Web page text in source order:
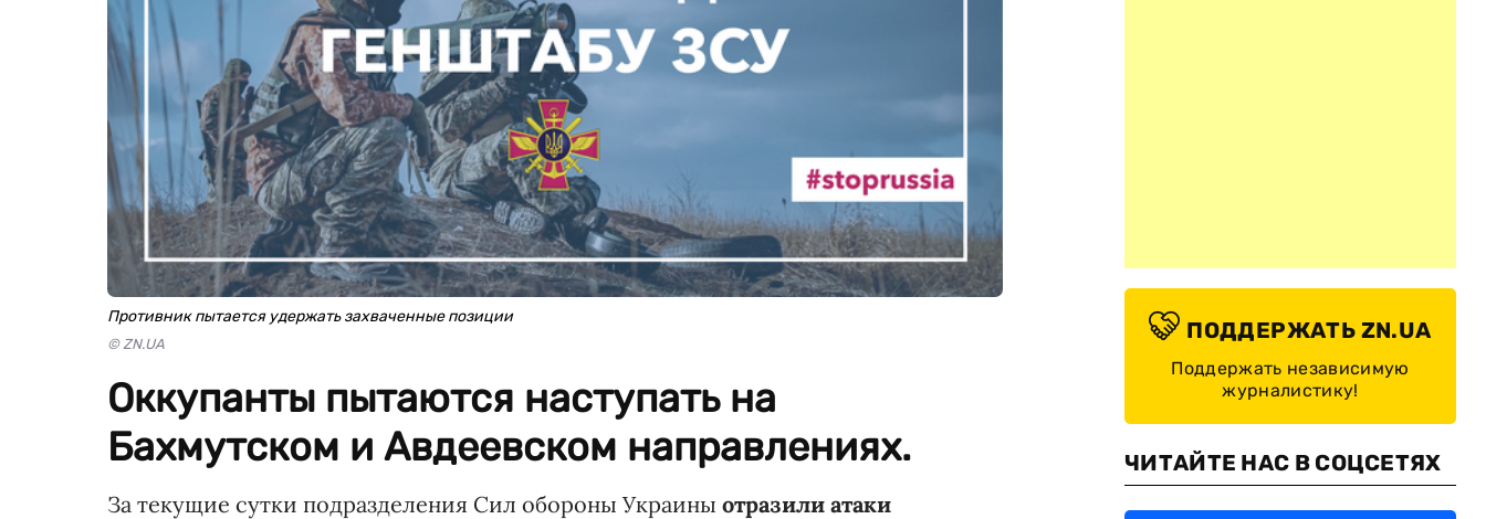
Противник пытается удержать захваченные позиции
© ZN.UA
Оккупанты пытаются наступать на
Бахмутском и Авдеевском направлениях.
За текущие сутки подразделения Сил обороны Украины отразили атаки
ПОДДЕРЖАТЬ ZN.UA
Поддержать независимую
журналистику!
ЧИТАЙТЕ НАС В СОЦСЕТЯХ